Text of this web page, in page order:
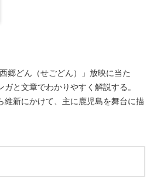
郷どん（せごどん）」放映に当た
ガと文章でわかりやすく解説する。
維新にかけて、主に鹿児島を舞台に描